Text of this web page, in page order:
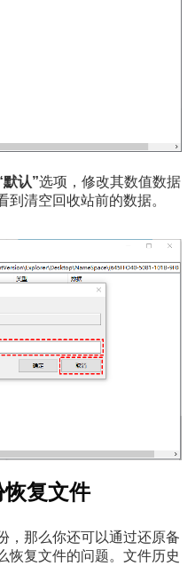
默认”选项，修改其数值数据
到清空回收站前的数据。
复文件
，那么你还可以通过还原备
恢复文件的问题。文件历史